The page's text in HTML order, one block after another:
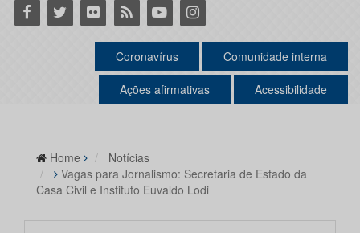
Facebook
Twitter Flickr RSS YoutubeInstagram
Coronavírus Comunidade interna
Ações afirmativas Acessibilidade
Home
Notícias
Vagas para Jornalismo: Secretaria de Estado da
Casa Civil e Instituto Euvaldo Lodi